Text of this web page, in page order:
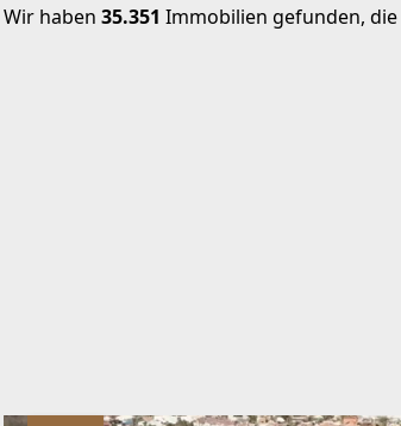
Wir haben 35.351 Immobilien gefunden,